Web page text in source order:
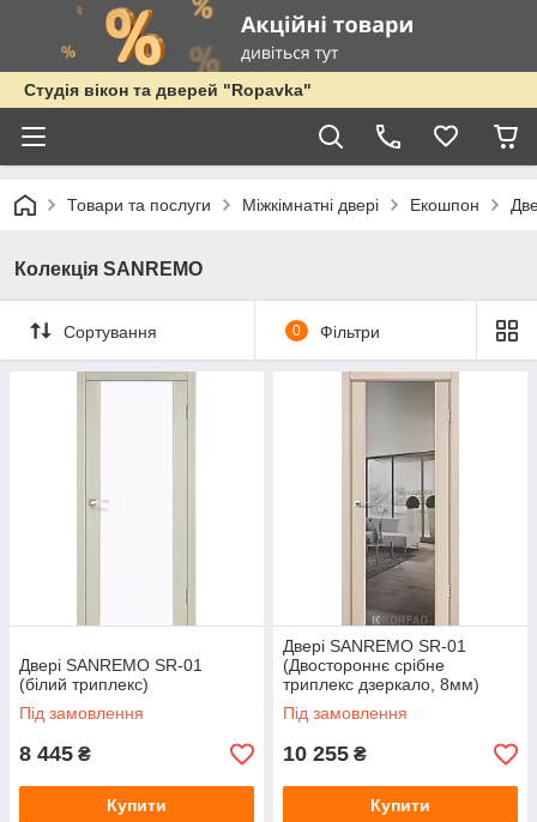
Студія вікон та дверей "Ropavka"
Товари та послуги Міжкімнатні двері Екошпон
Колекція SANREMO
Сортування 0 Фільтри
Двері SANREMO SR-01
(білий триплекс)
Під замовлення
8 445 ₴
Купити
Двері SANREMO SR-01
(Двостороннє срібне
триплекс дзеркало, 8мм)
Під замовлення
10 255 ₴
Купити